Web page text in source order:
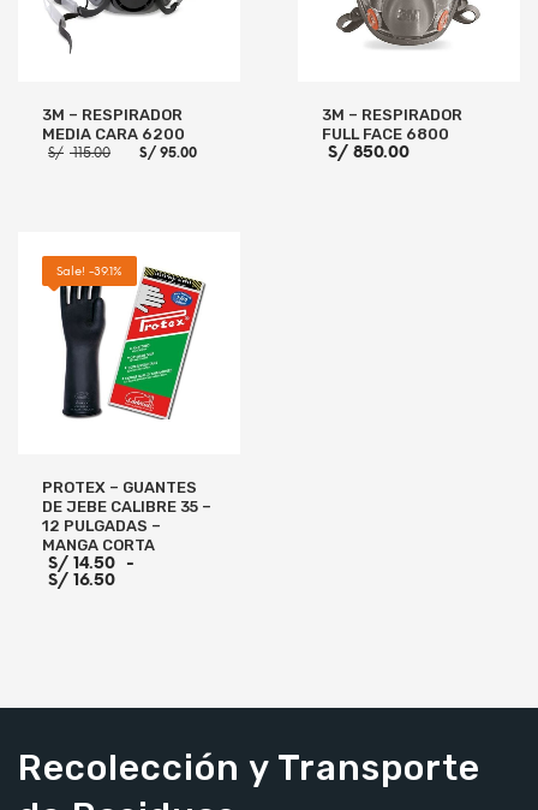
3M – RESPIRADOR
MEDIA CARA 6200
S/ 115.00
El
S/ 95.00
AÑADIR AL CARRITO
3M – RESPIRADOR
FULL FACE 6800
S/850.00
Sale! -39.1%
PROTEX – GUANTES
DE JEBE CALIBRE 35 –
12 PULGADAS –
MANGA CORTA
S/ 14.50 -
S/ 16.50
Las
opciones
Recolección y Transporte